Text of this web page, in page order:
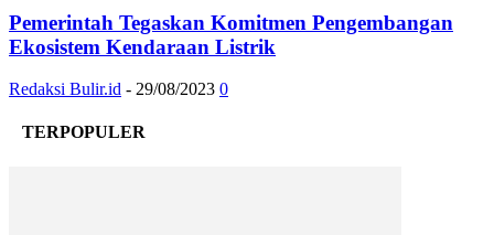
Pemerintah Tegaskan Komitmen Pengembangan
Ekosistem Kendaraan Listrik
Redaksi Bulir.id - 29/08/2023 0
TERPOPULER